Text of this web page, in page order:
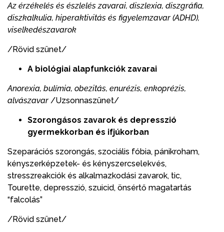
Az érzékelés és észlelés zavarai, diszlexia, diszgráfia,
diszkalkulia, hiperaktivitás és figyelemzavar (ADHD),
viselkedészavarok
/Rövid szünet/
A biológiai alapfunkciók zavarai
Anorexia, bulímia, obezitás, enurézis, enkoprézis,
alvászavar /Uzsonnaszünet/
Szorongásos zavarok és depresszió
gyermekkorban és ifjúkorban
Szeparációs szorongás, szociális fóbia, pánikroham,
kényszerképzetek- és kényszercselekvés,
stresszreakciók és alkalmazkodási zavarok, tic,
Tourette, depresszió, szuicid, önsértő magatartás
“falcolás”
/Rövid szünet/